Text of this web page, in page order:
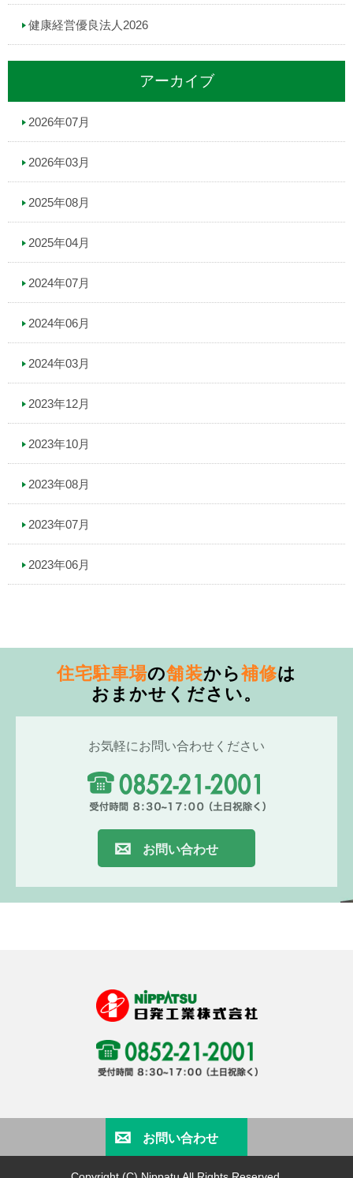
健康経営優良法人2026
アーカイブ
2026年07月
2026年03月
2025年08月
2025年04月
2024年07月
2024年06月
2024年03月
2023年12月
2023年10月
2023年08月
2023年07月
2023年06月
住宅駐車場の舗装から補修は
おまかせください。
お気軽にお問い合わせください
お問い合わせ
お問い合わせ